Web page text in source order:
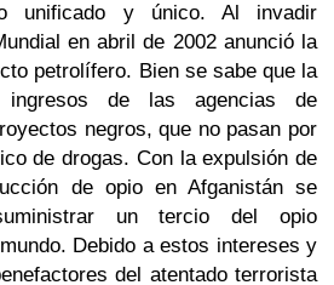
unificado y único. Al invadir
en abril de 2002 anunció la
petrolífero. Bien se sabe que la
ingresos de las agencias de
negros, que no pasan por
de drogas. Con la expulsión de
de opio en Afganistán se
un tercio del opio
Debido a estos intereses y
del atentado terrorista